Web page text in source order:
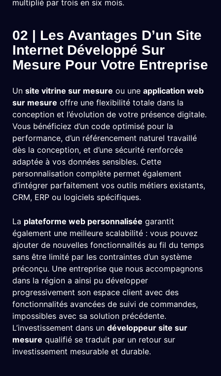
multiplié par trois en six mois.
02 | Les Avantages D’un Site
Internet Développé Sur
Mesure Pour Votre Entreprise
Un site vitrine sur mesure ou une application web
sur mesure offre une flexibilité totale dans la
conception et l’évolution de votre présence digitale.
Vous bénéficiez d’un code optimisé pour la
performance, d’un référencement naturel travaillé
dès la conception, et d’une sécurité renforcée
adaptée à vos données sensibles. Cette
personnalisation complète permet également
d’intégrer parfaitement vos outils métiers existants,
CRM, ERP ou logiciels spécifiques.
La plateforme web personnalisée garantit
également une meilleure scalabilité : vous pouvez
ajouter de nouvelles fonctionnalités au fil du temps
sans être limité par les contraintes d’un système
préconçu. Une entreprise que nous accompagnons
dans la région a ainsi pu développer
progressivement son espace client avec des
fonctionnalités avancées de suivi de commandes,
impossibles avec sa solution précédente.
L’investissement dans un développeur site sur
mesure qualifié se traduit par un retour sur
investissement mesurable et durable.